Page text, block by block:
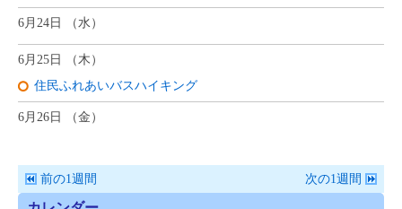
6月24日 （水）
6月25日 （木 ）
住民ふれあいバスハイキング
6月26日 （金 ）
前の1週間 次の1週間